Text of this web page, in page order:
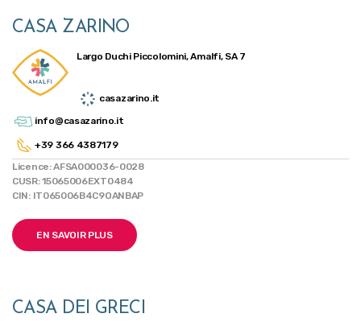
CASA ZARINO
Largo Duchi Piccolomini, Amalfi, SA 7
casazarino.it
info@casazarino.it
+39 366 4387179
Licence: AFSA000036-0028
CUSR: 15065006EXT0484
CIN: IT065006B4C9OANBAP
EN SAVOIR PLUS
CASA DEI GRECI